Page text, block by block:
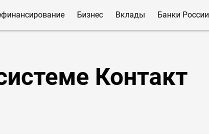
Бизнес Вклады Банки России
Контакт